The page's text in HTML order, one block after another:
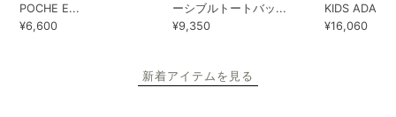
POCHE E...
¥6,600
ーシブルトートバッ...
¥9,350
KIDS ADA...
¥16,060
新着アイテムを見る